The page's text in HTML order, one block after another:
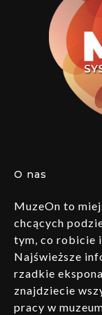
O nas
MuzeOn to
chcących
tym, co robicie
Najświeższe
rzadkie
znajdziecie
pracy w